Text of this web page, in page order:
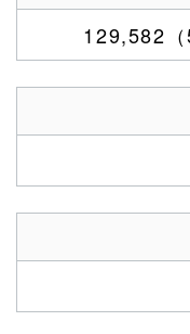
129,582（